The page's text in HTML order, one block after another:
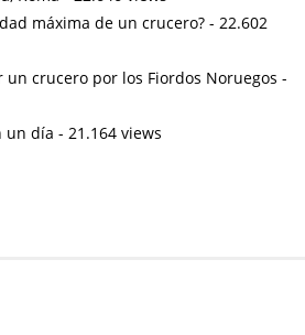
máxima de un crucero? - 22.602
crucero por los Fiordos Noruegos -
un día - 21.164 views